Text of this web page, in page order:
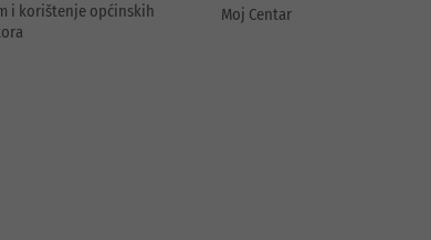
i korištenje općinskih
Moj Centar